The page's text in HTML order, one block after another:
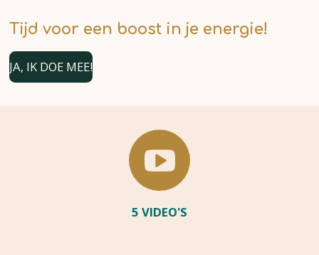
Tijd voor een boost in je energie!
JA, IK DOE MEE!
5 VIDEO'S